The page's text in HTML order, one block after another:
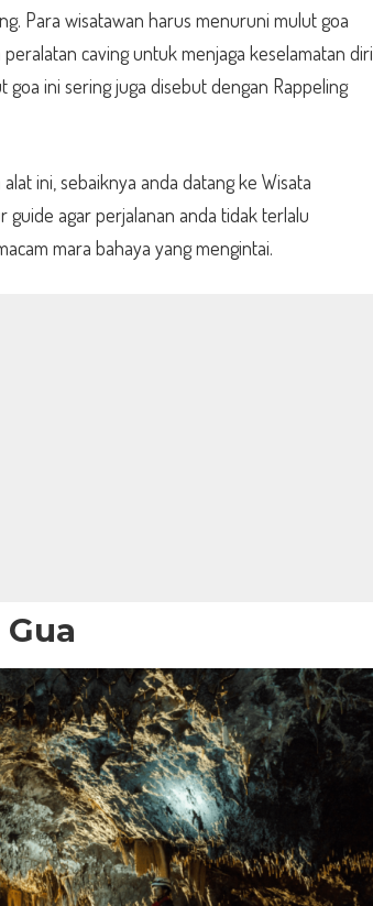
Para wisatawan harus menuruni mulut goa
caving untuk menjaga keselamatan diri
ini sering juga disebut dengan Rappeling
ini, sebaiknya anda datang ke Wisata
guide agar perjalanan anda tidak terlalu
mara bahaya yang mengintai.